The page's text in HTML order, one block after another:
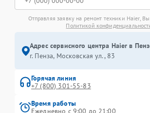
Отправляя заявку на ремонт техники Haier, Вы
Политикой
Адрес сервисного центра Haier в
г. Пенза, Московская ул., 83
Горячая линия
+7 (800) 301-55-83
Время работы
Ежедневно с 9:00 до 21:00